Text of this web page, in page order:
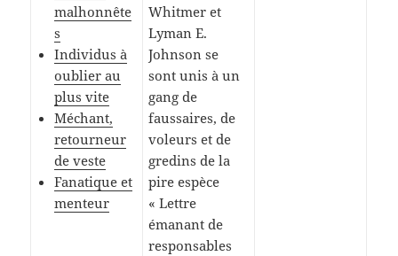
malhonnête
s
Individus à
oublier au
plus vite
Méchant,
retourneur
de veste
Fanatique et
menteur
Whitmer et
Lyman E.
Johnson se
sont unis à un
gang de
faussaires, de
voleurs et de
gredins de la
pire espèce
« Lettre
émanant de
responsables